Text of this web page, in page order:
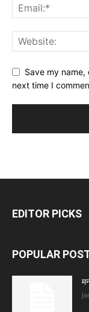
Save my
next time I
EDITOR PICKS
POPULAR